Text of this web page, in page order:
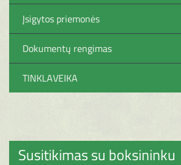
Įsigytos priemonės
Dokumentų rengimas
TINKLAVEIKA
Susitikimas su boksininku